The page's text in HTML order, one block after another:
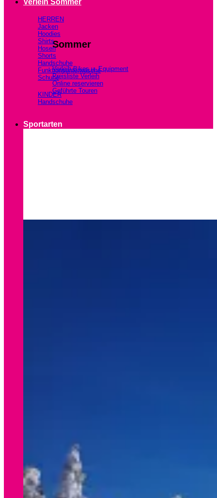
Verleih Sommer
Sommer
Verleih Bikes u. Equipment
Preisliste Verleih
Online reservieren
Geführte Touren
HERREN
Jacken
Hoodies
Shirts
Hosen
Shorts
Handschuhe
Funktionsunterwäsche
Schuhe
KINDER
Handschuhe
Sportarten